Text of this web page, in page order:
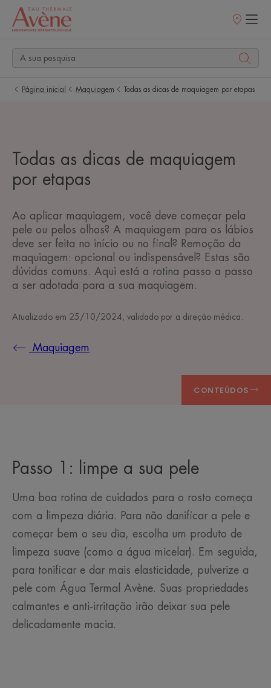
Pontos
Página inicial Maquiagem Todas as dicas de maquiagem por etapas
Todas as dicas de maquiagem
por etapas
Ao aplicar maquiagem, você deve começar pela
pele ou pelos olhos? A maquiagem para os lábios
deve ser feita no início ou no final? Remoção da
maquiagem: opcional ou indispensável? Estas são
dúvidas comuns. Aqui está a rotina passo a passo
a ser adotada para a sua maquiagem.
Atualizado em 25/10/2024, validado por a direção médica
Maquiagem
CONTEÚDOS
Passo 1: limpe a sua pele
Uma boa rotina de cuidados para o rosto começa
com a limpeza diária. Para não danificar a pele e
começar bem o seu dia, escolha um produto de
limpeza suave (como a água micelar). Em seguida,
para tonificar e dar mais elasticidade, pulverize a
pele com Água Termal Avène. Suas propriedades
calmantes e anti-irritação irão deixar sua pele
delicadamente macia.